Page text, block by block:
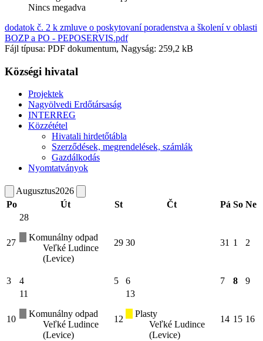
Nincs megadva
dodatok č. 2 k zmluve o poskytovaní poradenstva a školení v oblasti
BOZP a PO - PEPOSERVIS.pdf
Fájl típusa: PDF dokumentum, Nagyság: 259,2 kB
Községi hivatal
Projektek
Nagyölvedi Erdőtársaság
INTERREG
Közzététel
Hivatali hirdetőtábla
Szerződések, megrendelések, számlák
Gazdálkodás
Nyomtatványok
Augusztus2026
Po
Út St Čt Pá So Ne
27
28
Komunálny odpad
Veľké Ludince
(Levice)
29 30 31 1 2
3 4 5 6 7 8 9
10
11
Komunálny odpad
Veľké Ludince
(Levice)
12
13
Plasty
Veľké Ludince
(Levice)
14 15 16